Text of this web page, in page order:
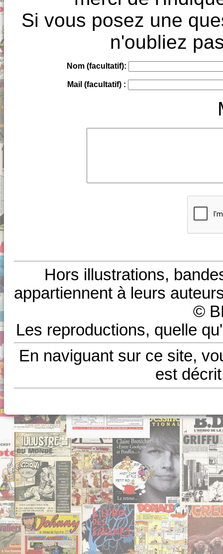
Si vous posez une
n'oubliez
Nom (facultatif):
Mail (facultatif) :
Hors illustrations,
appartiennent à leurs
©
Les reproductions, quelle
En naviguant sur ce site,
est